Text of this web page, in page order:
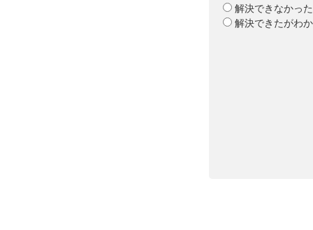
解決できなかった
解決できたがわ